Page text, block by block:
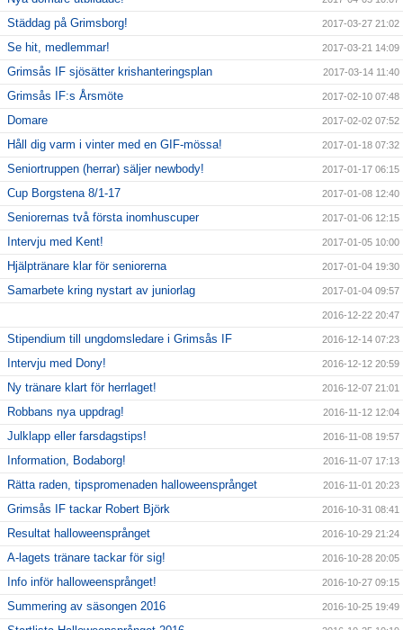
Städdag på Grimsborg! 2017-03-27 21:02
Se hit, medlemmar! 2017-03-21 14:09
Grimsås IF sjösätter krishanteringsplan 2017-03-14 11:40
Grimsås IF:s Årsmöte 2017-02-10 07:48
Domare 2017-02-02 07:52
Håll dig varm i vinter med en GIF-mössa! 2017-01-18 07:32
Seniortruppen (herrar) säljer newbody! 2017-01-17 06:15
Cup Borgstena 8/1-17 2017-01-08 12:40
Seniorernas två första inomhuscuper 2017-01-06 12:15
Intervju med Kent! 2017-01-05 10:00
Hjälptränare klar för seniorerna 2017-01-04 19:30
Samarbete kring nystart av juniorlag 2017-01-04 09:57
2016-12-22 20:47
Stipendium till ungdomsledare i Grimsås IF 2016-12-14 07:23
Intervju med Dony! 2016-12-12 20:59
Ny tränare klart för herrlaget! 2016-12-07 21:01
Robbans nya uppdrag! 2016-11-12 12:04
Julklapp eller farsdagstips! 2016-11-08 19:57
Information, Bodaborg! 2016-11-07 17:13
Rätta raden, tipspromenaden halloweensprånget 2016-11-01 20:23
Grimsås IF tackar Robert Björk 2016-10-31 08:41
Resultat halloweensprånget 2016-10-29 21:24
A-lagets tränare tackar för sig! 2016-10-28 20:05
Info inför halloweensprånget! 2016-10-27 09:15
Summering av säsongen 2016 2016-10-25 19:49